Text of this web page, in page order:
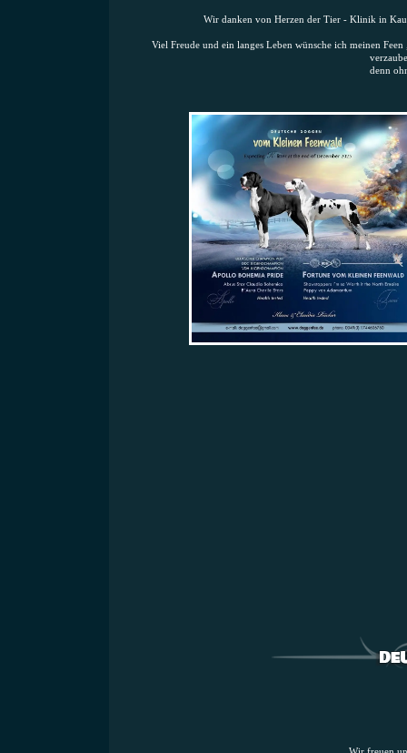
Wir danken von Herzen der Tier - Klinik in
Viel Freude und ein langes Leben wünsche ich meinen
denn